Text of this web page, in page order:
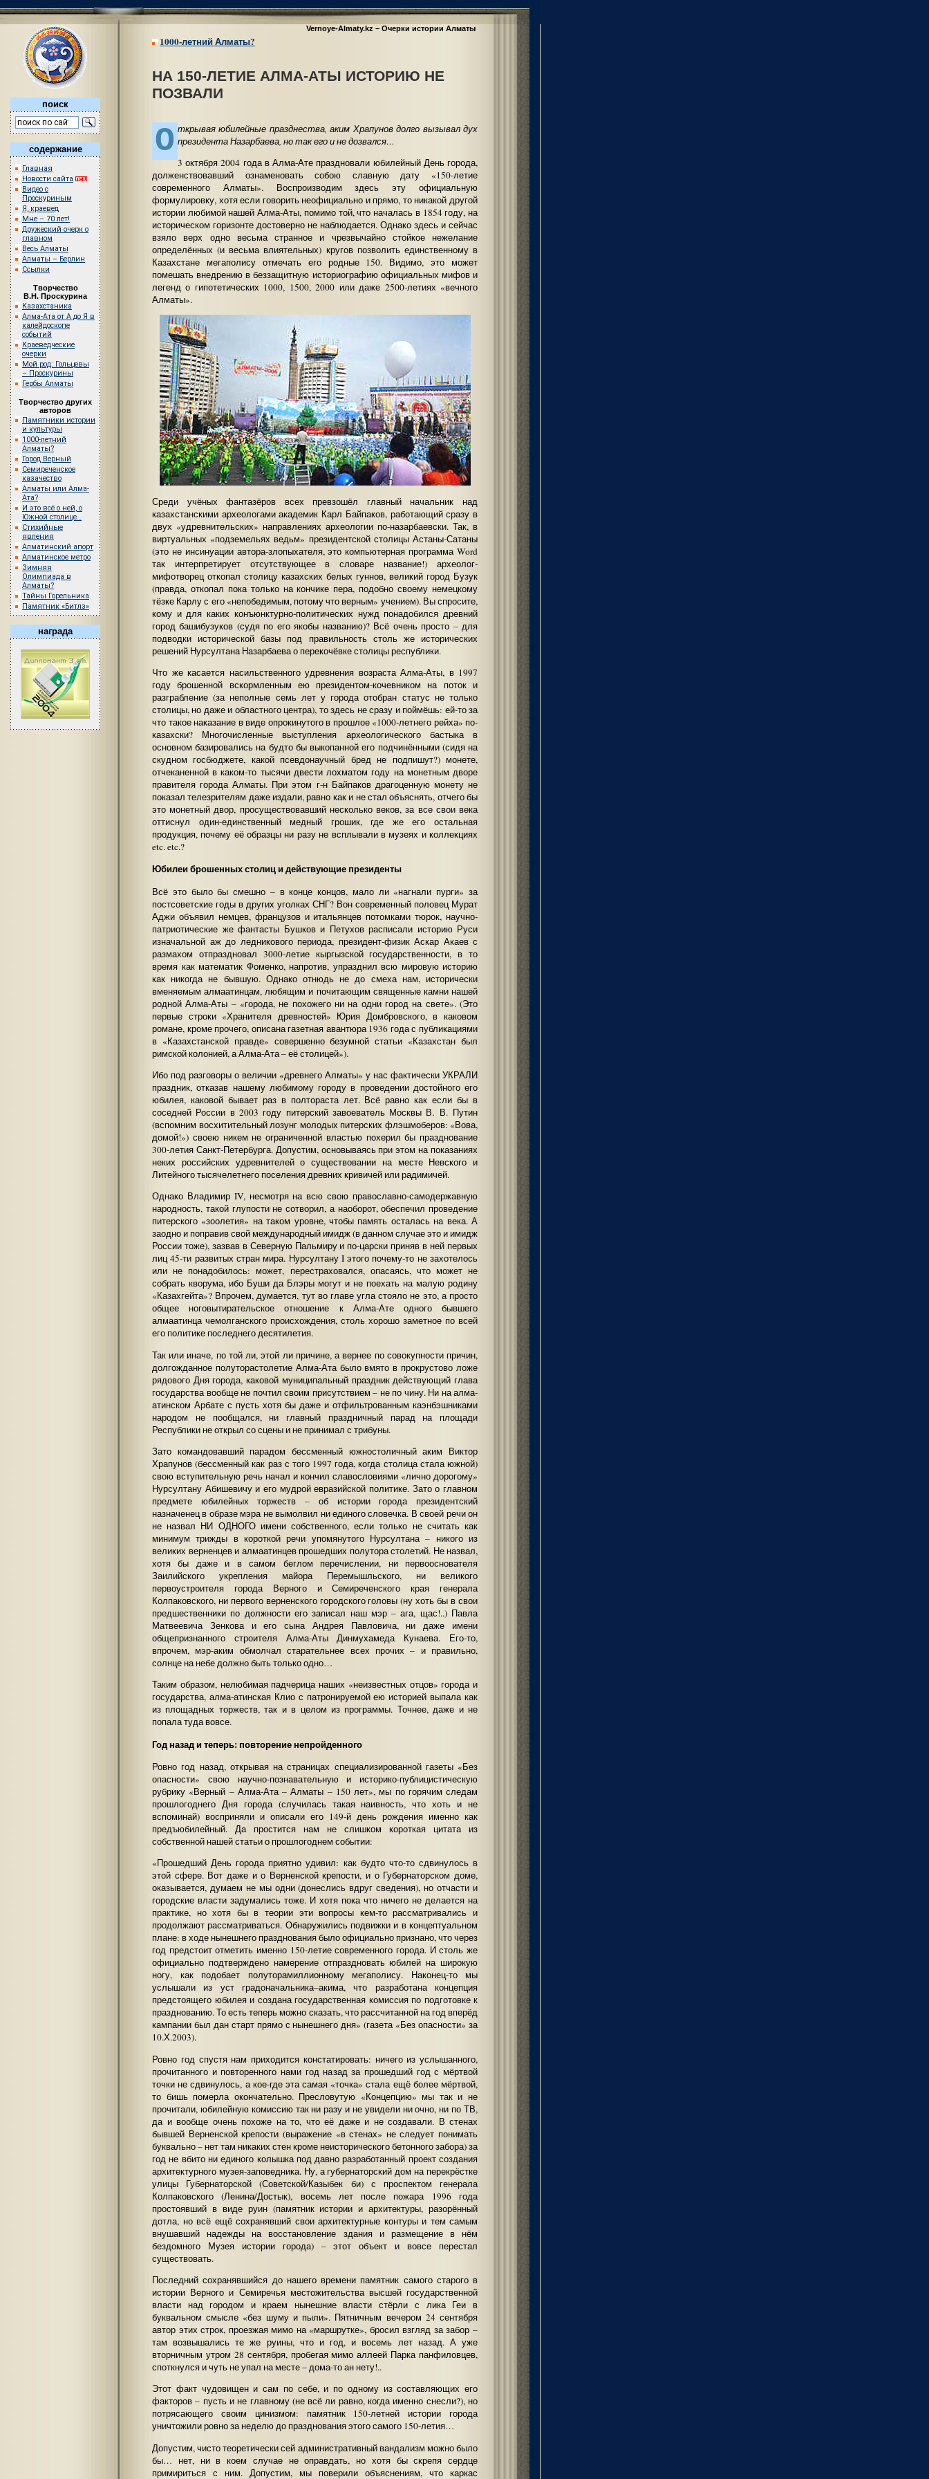
поиск
содержание
Главная
Новости сайта
Видео с
Проскуриным
Я, краевед
Мне – 70 лет!
Дружеский очерк о
главном
Весь Алматы
Алматы – Берлин
Ссылки
Творчество
В.Н. Проскурина
Казахстаника
Алма-Ата от А до Я в
калейдоскопе
событий
Краеведческие
очерки
Мой род: Гольцевы
– Проскурины
Гербы Алматы
Творчество других
авторов
Памятники истории
и культуры
1000-летний
Алматы?
Город Верный
Семиреченское
казачество
Алматы или Алма-
Ата?
И это всё о ней, о
Южной столице…
Стихийные
явления
Алматинский апорт
Алматинское метро
Зимняя
Олимпиада в
Алматы?
Тайны Горельника
Памятник «Битлз»
награда
Vernoye-Almaty.kz – Очерки истории Алматы
1000-летний Алматы?
НА 150-ЛЕТИЕ АЛМА-АТЫ ИСТОРИЮ НЕ
ПОЗВАЛИ
О ткрывая юбилейные празднества, аким Храпунов долго вызывал дух
президента Назарбаева, но так его и не дозвался…
3 октября 2004 года в Алма-Ате праздновали юбилейный День города,
долженствовавший ознаменовать собою славную дату «150-летие
современного Алматы». Воспроизводим здесь эту официальную
формулировку, хотя если говорить неофициально и прямо, то никакой другой
истории любимой нашей Алма-Аты, помимо той, что началась в 1854 году, на
историческом горизонте достоверно не наблюдается. Однако здесь и сейчас
взяло верх одно весьма странное и чрезвычайно стойкое нежелание
определённых (и весьма влиятельных) кругов позволить единственному в
Казахстане мегаполису отмечать его родные 150. Видимо, это может
помешать внедрению в беззащитную историографию официальных мифов и
легенд о гипотетических 1000, 1500, 2000 или даже 2500-летиях «вечного
Алматы».
Среди учёных фантазёров всех превзошёл главный начальник над
казахстанскими археологами академик Карл Байпаков, работающий сразу в
двух «удревнительских» направлениях археологии по-назарбаевски. Так, в
виртуальных «подземельях ведьм» президентской столицы Астаны-Сатаны
(это не инсинуации автора-злопыхателя, это компьютерная программа Word
так интерпретирует отсутствующее в словаре название!) археолог-
мифотворец откопал столицу казахских белых гуннов, великий город Бузук
(правда, откопал пока только на кончике пера, подобно своему немецкому
тёзке Карлу с его «непобедимым, потому что верным» учением). Вы спросите,
кому и для каких конъюнктурно-политических нужд понадобился древний
город башибузуков (судя по его якобы названию)? Всё очень просто – для
подводки исторической базы под правильность столь же исторических
решений Нурсултана Назарбаева о перекочёвке столицы республики.
Что же касается насильственного удревнения возраста Алма-Аты, в 1997
году брошенной вскормленным ею президентом-кочевником на поток и
разграбление (за неполные семь лет у города отобран статус не только
столицы, но даже и областного центра), то здесь не сразу и поймёшь: ей-то за
что такое наказание в виде опрокинутого в прошлое «1000-летнего рейха» по-
казахски? Многочисленные выступления археологического бастыка в
основном базировались на будто бы выкопанной его подчинёнными (сидя на
скудном госбюджете, какой псевдонаучный бред не подпишут?) монете,
отчеканенной в каком-то тысячи двести лохматом году на монетным дворе
правителя города Алматы. При этом г-н Байпаков драгоценную монету не
показал телезрителям даже издали, равно как и не стал объяснять, отчего бы
это монетный двор, просуществовавший несколько веков, за все свои века
оттиснул один-единственный медный грошик, где же его остальная
продукция, почему её образцы ни разу не всплывали в музеях и коллекциях
etc. etc.?
Юбилеи брошенных столиц и действующие президенты
Всё это было бы смешно – в конце концов, мало ли «нагнали пурги» за
постсоветские годы в других уголках СНГ? Вон современный половец Мурат
Аджи объявил немцев, французов и итальянцев потомками тюрок, научно-
патриотические же фантасты Бушков и Петухов расписали историю Руси
изначальной аж до ледникового периода, президент-физик Аскар Акаев с
размахом отпраздновал 3000-летие кыргызской государственности, в то
время как математик Фоменко, напротив, упразднил всю мировую историю
как никогда не бывшую. Однако отнюдь не до смеха нам, исторически
вменяемым алмаатинцам, любящим и почитающим священные камни нашей
родной Алма-Аты – «города, не похожего ни на одни город на свете». (Это
первые строки «Хранителя древностей» Юрия Домбровского, в каковом
романе, кроме прочего, описана газетная авантюра 1936 года с публикациями
в «Казахстанской правде» совершенно безумной статьи «Казахстан был
римской колонией, а Алма-Ата – её столицей»).
Ибо под разговоры о величии «древнего Алматы» у нас фактически УКРАЛИ
праздник, отказав нашему любимому городу в проведении достойного его
юбилея, каковой бывает раз в полтораста лет. Всё равно как если бы в
соседней России в 2003 году питерский завоеватель Москвы В. В. Путин
(вспомним восхитительный лозунг молодых питерских флэшмоберов: «Вова,
домой!») своею никем не ограниченной властью похерил бы празднование
300-летия Санкт-Петербурга. Допустим, основываясь при этом на показаниях
неких российских удревнителей о существовании на месте Невского и
Литейного тысячелетнего поселения древних кривичей или радимичей.
Однако Владимир IV, несмотря на всю свою православно-самодержавную
народность, такой глупости не сотворил, а наоборот, обеспечил проведение
питерского «зоолетия» на таком уровне, чтобы память осталась на века. А
заодно и поправив свой международный имидж (в данном случае это и имидж
России тоже), зазвав в Северную Пальмиру и по-царски приняв в ней первых
лиц 45-ти развитых стран мира. Нурсултану I этого почему-то не захотелось
или не понадобилось: может, перестраховался, опасаясь, что может не
собрать кворума, ибо Буши да Блэры могут и не поехать на малую родину
«Казахгейта»? Впрочем, думается, тут во главе угла стояло не это, а просто
общее ноговытирательское отношение к Алма-Ате одного бывшего
алмаатинца чемолганского происхождения, столь хорошо заметное по всей
его политике последнего десятилетия.
Так или иначе, по той ли, этой ли причине, а вернее по совокупности причин,
долгожданное полуторастолетие Алма-Ата было вмято в прокрустово ложе
рядового Дня города, каковой муниципальный праздник действующий глава
государства вообще не почтил своим присутствием – не по чину. Ни на алма-
атинском Арбате с пусть хотя бы даже и отфильтрованным каэнбэшниками
народом не пообщался, ни главный праздничный парад на площади
Республики не открыл со сцены и не принимал с трибуны.
Зато командовавший парадом бессменный южностоличный аким Виктор
Храпунов (бессменный как раз с того 1997 года, когда столица стала южной)
свою вступительную речь начал и кончил славословиями «лично дорогому»
Нурсултану Абишевичу и его мудрой евразийской политике. Зато о главном
предмете юбилейных торжеств – об истории города президентский
назначенец в образе мэра не вымолвил ни единого словечка. В своей речи он
не назвал НИ ОДНОГО имени собственного, если только не считать как
минимум трижды в короткой речи упомянутого Нурсултана – никого из
великих верненцев и алмаатинцев прошедших полутора столетий. Не назвал,
хотя бы даже и в самом беглом перечислении, ни первооснователя
Заилийского укрепления майора Перемышльского, ни великого
первоустроителя города Верного и Семиреченского края генерала
Колпаковского, ни первого верненского городского головы (ну хоть бы в свои
предшественники по должности его записал наш мэр – ага, щас!..) Павла
Матвеевича Зенкова и его сына Андрея Павловича, ни даже имени
общепризнанного строителя Алма-Аты Динмухамеда Кунаева. Его-то,
впрочем, мэр-аким обмолчал старательнее всех прочих – и правильно,
солнце на небе должно быть только одно…
Таким образом, нелюбимая падчерица наших «неизвестных отцов» города и
государства, алма-атинская Клио с патронируемой ею историей выпала как
из площадных торжеств, так и в целом из программы. Точнее, даже и не
попала туда вовсе.
Год назад и теперь: повторение непройденного
Ровно год назад, открывая на страницах специализированной газеты «Без
опасности» свою научно-познавательную и историко-публицистическую
рубрику «Верный – Алма-Ата – Алматы – 150 лет», мы по горячим следам
прошлогоднего Дня города (случилась такая наивность, что хоть и не
вспоминай) восприняли и описали его 149-й день рождения именно как
предъюбилейный. Да простится нам не слишком короткая цитата из
собственной нашей статьи о прошлогоднем событии:
«Прошедший День города приятно удивил: как будто что-то сдвинулось в
этой сфере. Вот даже и о Верненской крепости, и о Губернаторском доме,
оказывается, думаем не мы одни (донеслись вдруг сведения), но отчасти и
городские власти задумались тоже. И хотя пока что ничего не делается на
практике, но хотя бы в теории эти вопросы кем-то рассматривались и
продолжают рассматриваться. Обнаружились подвижки и в концептуальном
плане: в ходе нынешнего празднования было официально признано, что через
год предстоит отметить именно 150-летие современного города. И столь же
официально подтверждено намерение отпраздновать юбилей на широкую
ногу, как подобает полуторамиллионному мегаполису. Наконец-то мы
услышали из уст градоначальника–акима, что разработана концепция
предстоящего юбилея и создана государственная комиссия по подготовке к
празднованию. То есть теперь можно сказать, что рассчитанной на год вперёд
кампании был дан старт прямо с нынешнего дня» (газета «Без опасности» за
10.Х.2003).
Ровно год спустя нам приходится констатировать: ничего из услышанного,
прочитанного и повторенного нами год назад за прошедший год с мёртвой
точки не сдвинулось, а кое-где эта самая «точка» стала ещё более мёртвой,
то бишь померла окончательно. Пресловутую «Концепцию» мы так и не
прочитали, юбилейную комиссию так ни разу и не увидели ни очно, ни по ТВ,
да и вообще очень похоже на то, что её даже и не создавали. В стенах
бывшей Верненской крепости (выражение «в стенах» не следует понимать
буквально – нет там никаких стен кроме неисторического бетонного забора) за
год не вбито ни единого колышка под давно разработанный проект создания
архитектурного музея-заповедника. Ну, а губернаторский дом на перекрёстке
улицы Губернаторской (Советской/Казыбек би) с проспектом генерала
Колпаковского (Ленина/Достык), восемь лет после пожара 1996 года
простоявший в виде руин (памятник истории и архитектуры, разорённый
дотла, но всё ещё сохранявший свои архитектурные контуры и тем самым
внушавший надежды на восстановление здания и размещение в нём
бездомного Музея истории города) – этот объект и вовсе перестал
существовать.
Последний сохранявшийся до нашего времени памятник самого старого в
истории Верного и Семиречья местожительства высшей государственной
власти над городом и краем нынешние власти стёрли с лика Геи в
буквальном смысле «без шуму и пыли». Пятничным вечером 24 сентября
автор этих строк, проезжая мимо на «маршрутке», бросил взгляд за забор –
там возвышались те же руины, что и год, и восемь лет назад. А уже
вторничным утром 28 сентября, пробегая мимо аллеей Парка панфиловцев,
споткнулся и чуть не упал на месте – дома-то ан нету!..
Этот факт чудовищен и сам по себе, и по одному из составляющих его
факторов – пусть и не главному (не всё ли равно, когда именно снесли?), но
потрясающего своим цинизмом: памятник 150-летней истории города
уничтожили ровно за неделю до празднования этого самого 150-летия…
Допустим, чисто теоретически сей административный вандализм можно было
бы… нет, ни в коем случае не оправдать, но хотя бы скрепя сердце
примириться с ним. Допустим, мы поверили объяснениям, что каркас